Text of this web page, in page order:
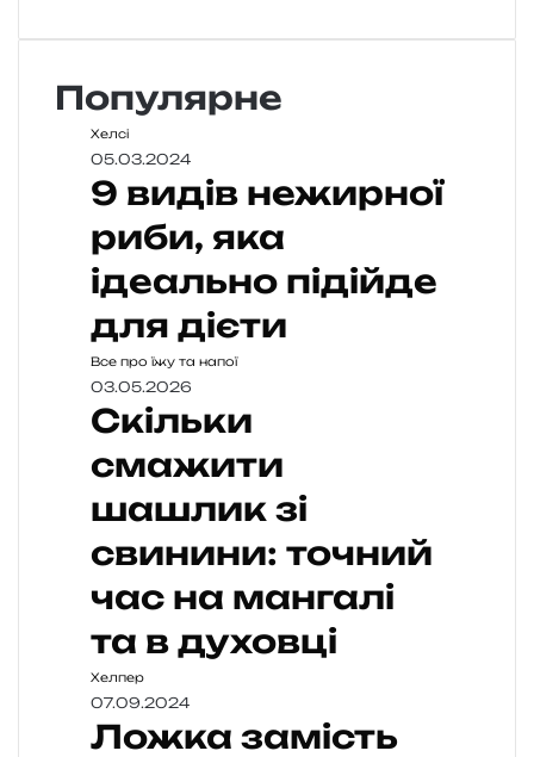
Популярне
Хелсі
05.03.2024
9 видів нежирної
риби, яка
ідеально підійде
для дієти
Все про їжу та напої
03.05.2026
Скільки
смажити
шашлик зі
свинини: точний
час на мангалі
та в духовці
Хелпер
07.09.2024
Ложка замість